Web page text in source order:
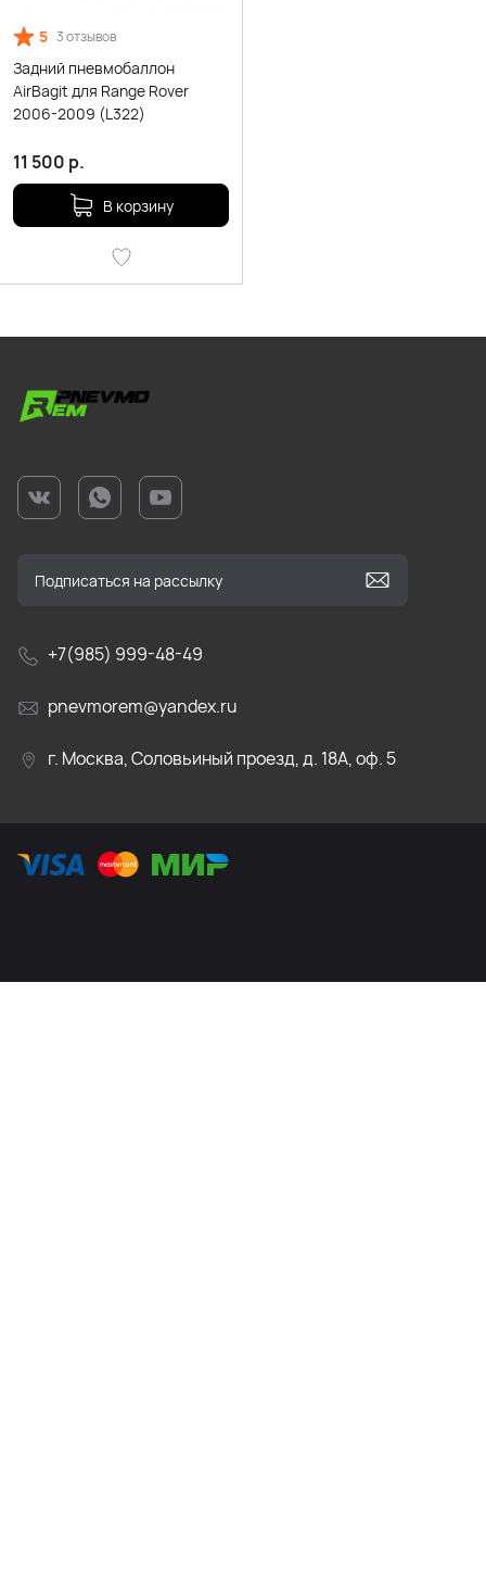
5 3 отзывов
Задний пневмобаллон
AirBagit для Range Rover
2006-2009 (L322)
11 500 р.
В корзину
+7(985) 999-48-49
pnevmorem@yandex.ru
г. Москва, Соловьиный проезд, д. 18А, оф. 5